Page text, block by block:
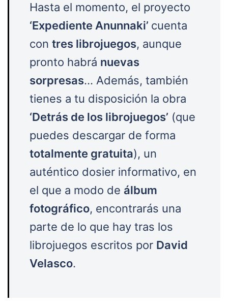
Hasta el momento, el proyecto
‘Expediente Anunnaki’ cuenta
con tres librojuegos, aunque
pronto habrá nuevas
sorpresas… Además, también
tienes a tu disposición la obra
‘Detrás de los librojuegos’ (que
puedes descargar de forma
totalmente gratuita), un
auténtico dosier informativo, en
el que a modo de álbum
fotográfico, encontrarás una
parte de lo que hay tras los
librojuegos escritos por David
Velasco.